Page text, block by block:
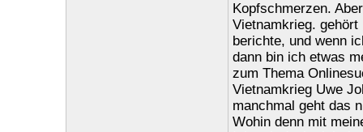
Kopfschmerzen.
Vietnamkrieg.
berichte, und wenn
dann bin ich etwas
zum Thema
Vietnamkrieg Uwe
manchmal geht das
Wohin denn mit